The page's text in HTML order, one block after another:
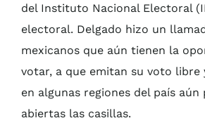
del Instituto Nacional Electoral
electoral. Delgado hizo un
mexicanos que aún tienen la
votar, a que emitan su voto libre
en algunas regiones del país aún
abiertas las casillas.